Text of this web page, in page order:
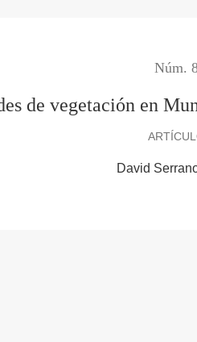
Núm.
de vegetación en
David